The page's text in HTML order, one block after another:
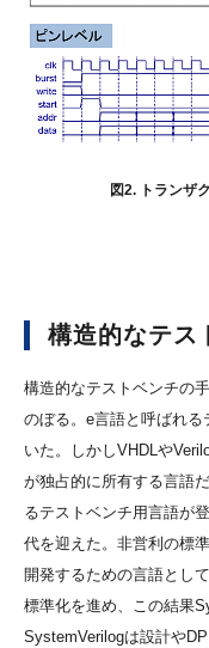
図2. トランザ
構造的なテス
構造的なテストベンチの
のぼる。e言語と呼ばれ
いた。しかしVHDLや
が独占的に所有する言語
るテストベンチ用言語が
代を迎えた。非営利の標
開発するための言語とし
標準化を進め、この結果
SystemVerilogは設計や